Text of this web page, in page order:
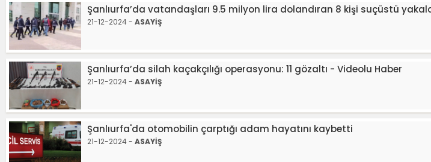
Şanlıurfa’da vatandaşları 9.5 milyon lira dolandıran 8 kişi suçüstü
21-12-2024 - ASAYİŞ
Şanlıurfa’da silah kaçakçılığı operasyonu: 11 gözaltı - Videolu Haber
21-12-2024 - ASAYİŞ
Şanlıurfa'da otomobilin çarptığı adam hayatını kaybetti
21-12-2024 - ASAYİŞ